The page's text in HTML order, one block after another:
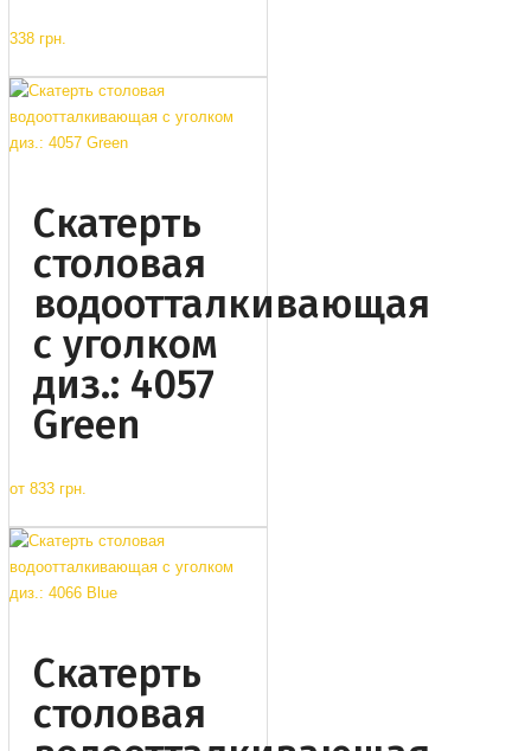
338 грн.
Cкатерть
столовая
водоотталкивающая
с уголком
диз.: 4057
Green
от 833 грн.
Cкатерть
столовая